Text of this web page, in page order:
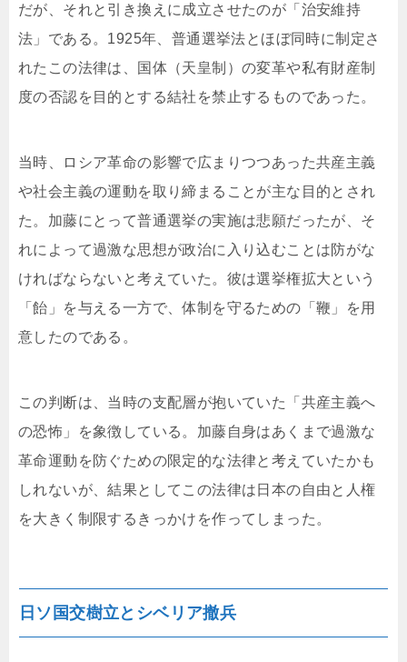
だが、それと引き換えに成立させたのが「治安維持
法」である。1925年、普通選挙法とほぼ同時に制定さ
れたこの法律は、国体（天皇制）の変革や私有財産制
度の否認を目的とする結社を禁止するものであった。
当時、ロシア革命の影響で広まりつつあった共産主義
や社会主義の運動を取り締まることが主な目的とされ
た。加藤にとって普通選挙の実施は悲願だったが、そ
れによって過激な思想が政治に入り込むことは防がな
ければならないと考えていた。彼は選挙権拡大という
「飴」を与える一方で、体制を守るための「鞭」を用
意したのである。
この判断は、当時の支配層が抱いていた「共産主義へ
の恐怖」を象徴している。加藤自身はあくまで過激な
革命運動を防ぐための限定的な法律と考えていたかも
しれないが、結果としてこの法律は日本の自由と人権
を大きく制限するきっかけを作ってしまった。
日ソ国交樹立とシベリア撤兵